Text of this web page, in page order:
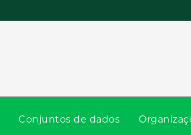
Conjuntos de dados